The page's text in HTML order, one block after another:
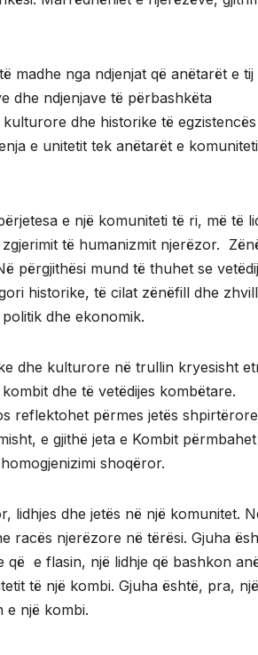
madhe nga ndjenjat që anëtarët e tij
dhe ndjenjave të përbashkëta
dhe historike të
e unitetit tek anëtarët e
e një komuniteti të ri, më të
të humanizmit njerëzor.
përgjithësi mund të thuhet se
historike, të cilat zënëfill dhe
dhe ekonomik.
dhe kulturore në trullin kryesisht
dhe të vetëdijes kombëtare.
reflektohet përmes jetës
e gjithë jeta e Kombit
shoqëror.
lidhjes dhe jetës në një komunitet.
racës njerëzore në tërësi. Gjuha
që e flasin, një lidhje që bashkon
të një kombi. Gjuha është, pra, një
e një kombi.